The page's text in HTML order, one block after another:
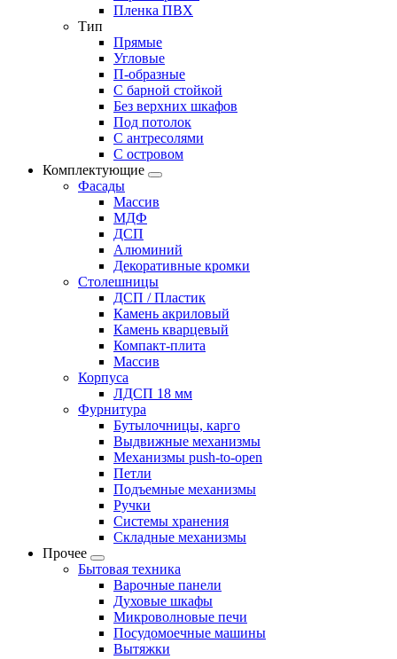
Пленка ПВХ
Тип
Прямые
Угловые
П-образные
С барной стойкой
Без верхних шкафов
Под потолок
С антресолями
С островом
Комплектующие
Фасады
Массив
МДФ
ДСП
Алюминий
Декоративные кромки
Столешницы
ДСП / Пластик
Камень акриловый
Камень кварцевый
Компакт-плита
Массив
Корпуса
ЛДСП 18 мм
Фурнитура
Бутылочницы, карго
Выдвижные механизмы
Механизмы push-to-open
Петли
Подъемные механизмы
Ручки
Системы хранения
Складные механизмы
Прочее
Бытовая техника
Варочные панели
Духовые шкафы
Микроволновые печи
Посудомоечные машины
Вытяжки